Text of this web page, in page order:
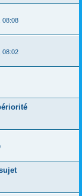
08:08
08:02